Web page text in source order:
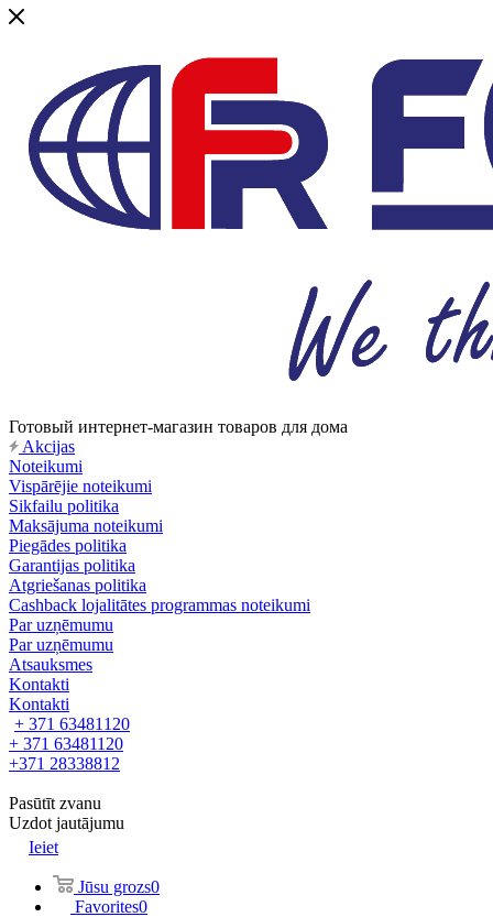
Готовый интернет-магазин товаров для дома
Akcijas
Noteikumi
Vispārējie noteikumi
Sikfailu politika
Maksājuma noteikumi
Piegādes politika
Garantijas politika
Atgriešanas politika
Cashback lojalitātes programmas noteikumi
Par uzņēmumu
Par uzņēmumu
Atsauksmes
Kontakti
Kontakti
+ 371 63481120
+ 371 63481120
+371 28338812
Pasūtīt zvanu
Uzdot jautājumu
Ieiet
Jūsu grozs0
Favorites0